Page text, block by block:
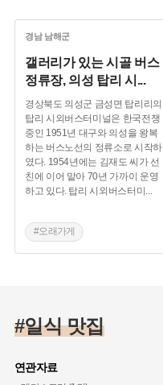
경남 남해군
갤러리가 있는 시골 버스
정류장, 의성 탑리 시 ...
경상북도 의성군 금성면 탑리리의
탑리 시외버스터미널은 한국전쟁
중인 1951년 대구와 의성을 왕복
하는 버스노선의 정류소로 시작하
였다. 1954년에는 김재도 씨가 선
친에 이어 맡아 70년 가까이 운영
하고 있다. 탑리 시외버스터미 ...
#오래가게
#남해 가볼만한곳
#일식 맛집
연관자료